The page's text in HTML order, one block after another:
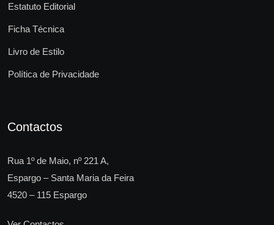
Estatuto Editorial
Ficha Técnica
Livro de Estilo
Política de Privacidade
Contactos
Rua 1º de Maio, nº 221 A,
Espargo – Santa Maria da Feira
4520 – 115 Espargo